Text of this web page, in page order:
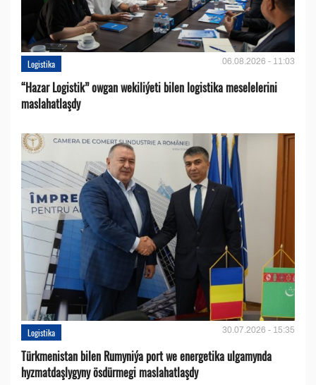
Logistika 06.08.2026 - 11:03
“Hazar Logistik” owgan wekiliýeti bilen logistika meselelerini
maslahatlaşdy
Logistika 30.07.2026 - 15:35
Türkmenistan bilen Rumyniýa port we energetika ulgamynda
hyzmatdaşlygyny ösdürmegi maslahatlaşdy